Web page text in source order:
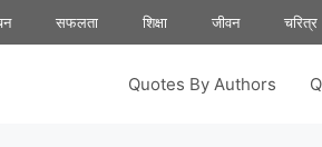
सफलता शिक्षा जीवन चरित्र
Quotes By Authors